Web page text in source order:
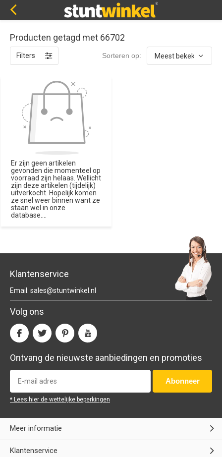
Producten getagd met 66702
Filters Sorteren op:
Er zijn geen artikelen
gevonden die momenteel op
voorraad zijn helaas. Wellicht
zijn deze artikelen (tijdelijk)
uitverkocht. Hopelijk komen
ze snel weer binnen want ze
staan wel in onze
database....
Klantenservice
Email: sales@stuntwinkel.nl
Volg ons
Ontvang de nieuwste aanbiedingen en promoties
Abonneer
* Lees hier de wettelijke beperkingen
Meer informatie
Klantenservice